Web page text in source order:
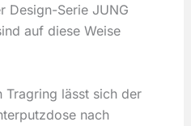
Design-Serie JUNG
auf diese Weise
Tragring lässt sich der
nach